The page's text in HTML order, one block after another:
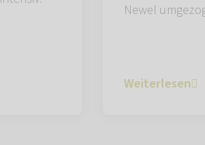
Newel
Weiterlesen